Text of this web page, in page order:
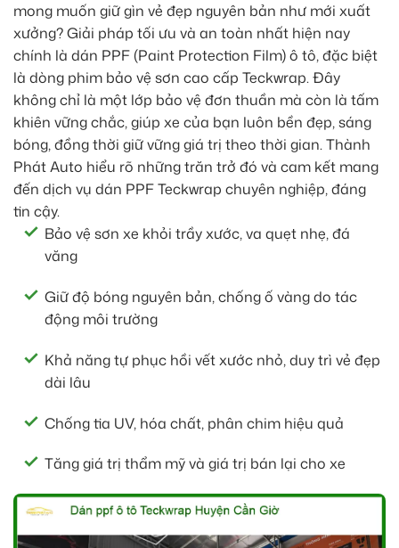
mong muốn giữ gìn vẻ đẹp nguyên bản như mới xuất
xưởng? Giải pháp tối ưu và an toàn nhất hiện nay
chính là dán PPF (Paint Protection Film) ô tô, đặc biệt
là dòng phim bảo vệ sơn cao cấp Teckwrap. Đây
không chỉ là một lớp bảo vệ đơn thuần mà còn là tấm
khiên vững chắc, giúp xe của bạn luôn bền đẹp, sáng
bóng, đồng thời giữ vững giá trị theo thời gian. Thành
Phát Auto hiểu rõ những trăn trở đó và cam kết mang
đến dịch vụ dán PPF Teckwrap chuyên nghiệp, đáng
tin cậy.
Bảo vệ sơn xe khỏi trầy xước, va quẹt nhẹ, đá
văng
Giữ độ bóng nguyên bản, chống ố vàng do tác
động môi trường
Khả năng tự phục hồi vết xước nhỏ, duy trì vẻ đẹp
dài lâu
Chống tia UV, hóa chất, phân chim hiệu quả
Tăng giá trị thẩm mỹ và giá trị bán lại cho xe